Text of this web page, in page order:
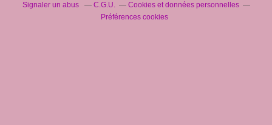
Signaler un abus
C.G.U.
Cookies et données personnelles
Préférences cookies